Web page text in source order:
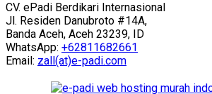
CV. ePadi Berdikari Internasional
Jl. Residen Danubroto #14A,
Banda Aceh, Aceh 23239, ID
WhatsApp: +62811682661
Email: zall(at)e-padi.com